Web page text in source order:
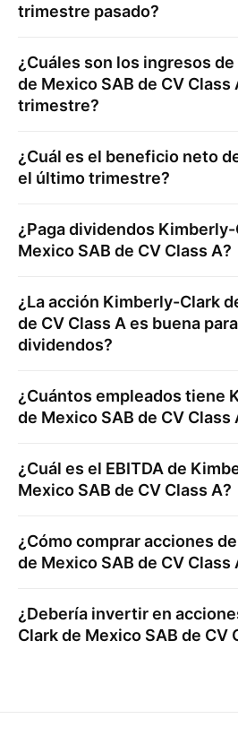
trimestre pasado?
¿Cuáles son los ingresos de
de Mexico SAB de CV Class
trimestre?
¿Cuál es el beneficio neto
el último trimestre?
¿Paga dividendos Kimberly-
Mexico SAB de CV Class A?
¿La acción Kimberly-Clark
de CV Class A es buena
dividendos?
¿Cuántos empleados tiene
de Mexico SAB de CV Class
¿Cuál es el EBITDA de
Mexico SAB de CV Class A?
¿Cómo comprar acciones de
de Mexico SAB de CV Class
¿Debería invertir en
Clark de Mexico SAB de CV